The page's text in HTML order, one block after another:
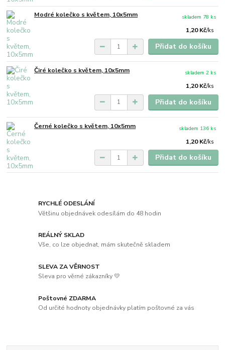
Modré kolečko s květem, 10x5mm
1,20 Kč/ks
skladem 78 ks
Přidat do košíku
Čiré kolečko s květem, 10x5mm
1,20 Kč/ks
skladem 2 ks
Přidat do košíku
Černé kolečko s květem, 10x5mm
1,20 Kč/ks
skladem 136 ks
Přidat do košíku
RYCHLÉ ODESLÁNÍ
Většinu objednávek odesílám do 48 hodin
REÁLNÝ SKLAD
Vše, co lze objednat, mám skutečně skladem
SLEVA ZA VĚRNOST
Sleva pro věrné zákazníky 💛
Poštovné ZDARMA
Od určité hodnoty objednávky platím poštovné za vás